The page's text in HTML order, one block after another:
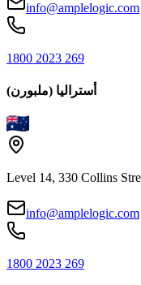
info@amplelogic.com
1800 2023 269
أستراليا (ملبورن)
Level 14, 330 Collins
info@amplelogic.com
1800 2023 269